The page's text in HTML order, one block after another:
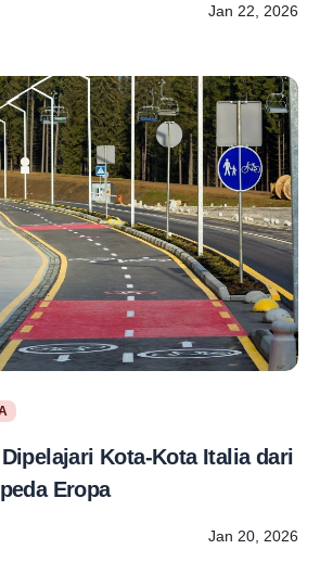
Jan 22, 2026
Kota-Kota Italia dari
Eropa
Jan 20, 2026